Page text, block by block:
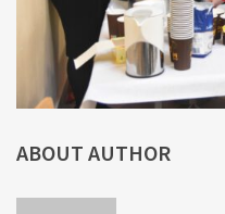
ABOUT AUTHOR